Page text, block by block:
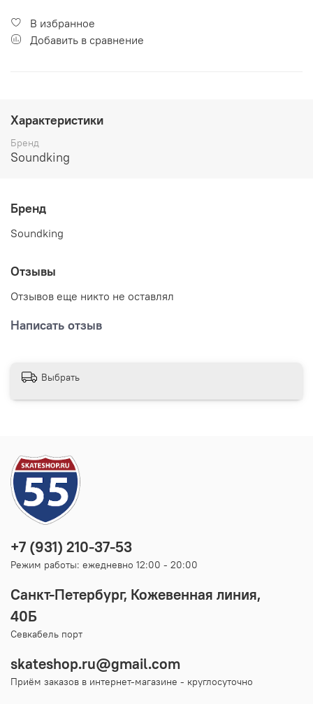
В избранное
Добавить в сравнение
Характеристики
Бренд
Soundking
Бренд
Soundking
Отзывы
Отзывов еще никто не оставлял
Написать отзыв
Выбрать
+7 (931) 210-37-53
Режим работы: ежедневно 12:00 - 20:00
Санкт-Петербург, Кожевенная линия,
40Б
Севкабель порт
skateshop.ru@gmail.com
Приём заказов в интернет-магазине - круглосуточно